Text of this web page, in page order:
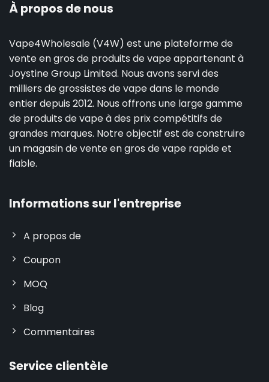
À propos de nous
Vape4Wholesale (V4W) est une plateforme de
vente en gros de produits de vape appartenant à
Joystine Group Limited. Nous avons servi des
milliers de grossistes de vape dans le monde
entier depuis 2012. Nous offrons une large gamme
de produits de vape à des prix compétitifs de
grandes marques. Notre objectif est de construire
un magasin de vente en gros de vape rapide et
fiable.
Informations sur l'entreprise
A propos de
Coupon
MOQ
Blog
Commentaires
Service clientèle